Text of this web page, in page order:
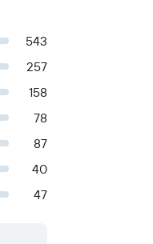
543
257
158
78
87
40
47